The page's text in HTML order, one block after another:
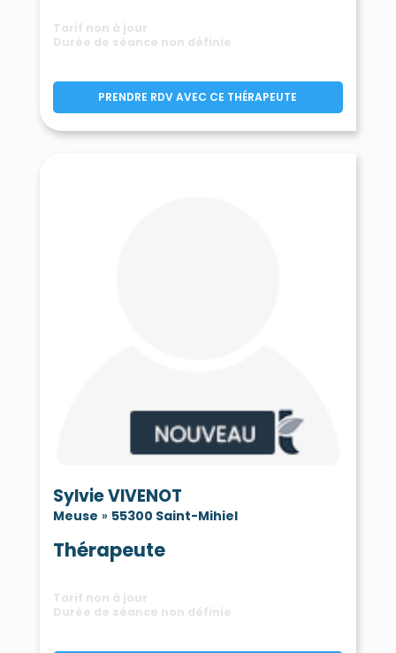
Tarif non à jour
Durée de séance non définie
PRENDRE RDV AVEC CE THÉRAPEUTE
Sylvie VIVENOT
Meuse » 55300 Saint-Mihiel
Thérapeute
Tarif non à jour
Durée de séance non définie